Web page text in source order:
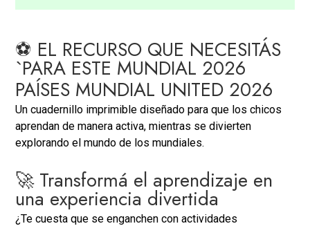
⚽ EL RECURSO QUE NECESITÁS
`PARA ESTE MUNDIAL 2026
PAÍSES MUNDIAL UNITED 2026
Un cuadernillo imprimible diseñado para que los chicos
aprendan de manera activa, mientras se divierten
explorando el mundo de los mundiales.
🚀 Transformá el aprendizaje en
una experiencia divertida
¿Te cuesta que se enganchen con actividades